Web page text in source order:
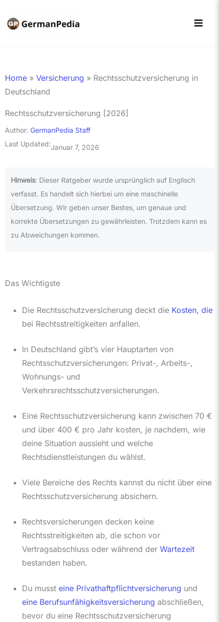
Inhalt
Home » Versicherung » Rechtsschutzversicherung in
Deutschland
Rechtsschutzversicherung [2026]
Author: GermanPedia Staff
Last Updated:Januar 7, 2026
Hinweis: Dieser Ratgeber wurde ursprünglich auf Englisch
verfasst. Es handelt sich hierbei um eine maschinelle
Übersetzung. Wir geben unser Bestes, um genaue und
korrekte Übersetzungen zu gewährleisten. Trotzdem kann es
zu Abweichungen kommen.
Das Wichtigste
Die Rechtsschutzversicherung deckt die Kosten, die
bei Rechtsstreitigkeiten anfallen.
In Deutschland gibt’s vier Hauptarten von
Rechtsschutzversicherungen: Privat-, Arbeits-,
Wohnungs- und
Verkehrsrechtsschutzversicherungen.
Eine Rechtsschutzversicherung kann zwischen 70 €
und über 400 € pro Jahr kosten, je nachdem, wie
deine Situation aussieht und welche
Rechtsdienstleistungen du wählst.
Viele Bereiche des Rechts kannst du nicht über eine
Rechtsschutzversicherung absichern.
Rechtsversicherungen decken keine
Rechtsstreitigkeiten ab, die schon vor
Vertragsabschluss oder während der Wartezeit
bestanden haben.
Du musst eine Privathaftpflichtversicherung und
eine Berufsunfähigkeitsversicherung abschließen,
bevor du eine Rechtsschutzversicherung